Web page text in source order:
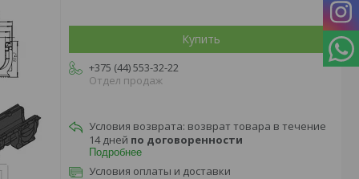
Купить
+375 (44) 553-32-22
Отдел продаж
возврат товара в течение
14 дней по договоренности
Подробнее
Условия оплаты и доставки